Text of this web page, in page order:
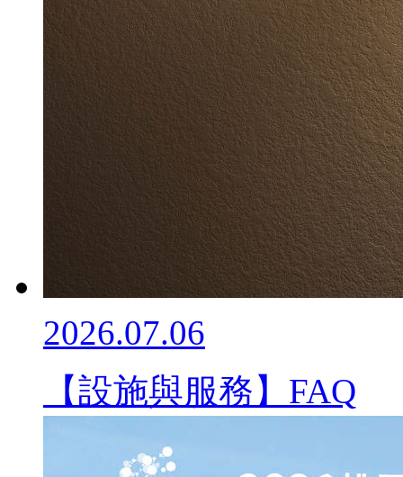
2026.07.06
【設施與服務】FAQ